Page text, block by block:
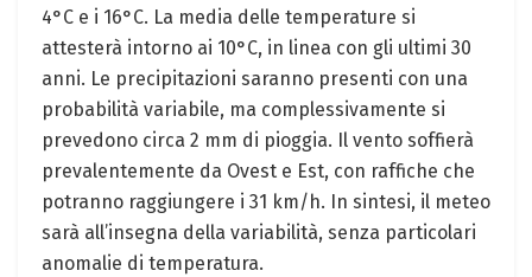
4°C e i 16°C. La media delle temperature si
attesterà intorno ai 10°C, in linea con gli ultimi 30
anni. Le precipitazioni saranno presenti con una
probabilità variabile, ma complessivamente si
prevedono circa 2 mm di pioggia. Il vento soffierà
prevalentemente da Ovest e Est, con raffiche che
potranno raggiungere i 31 km/h. In sintesi, il meteo
sarà all’insegna della variabilità, senza particolari
anomalie di temperatura.